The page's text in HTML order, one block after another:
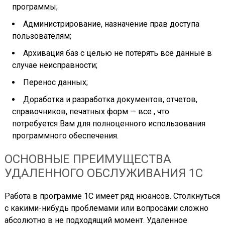
программы;
Администрирование, назначение прав доступа
пользователям;
Архивация баз с целью не потерять все данные в
случае неисправности;
Перенос данных;
Доработка и разработка документов, отчетов,
справочников, печатных форм — все , что
потребуется Вам для полноценного использования
программного обеспечения.
ОСНОВНЫЕ ПРЕИМУЩЕСТВА
УДАЛЕННОГО ОБСЛУЖИВАНИЯ 1С
Работа в программе 1С имеет ряд нюансов. Столкнуться
с какими-нибудь проблемами или вопросами сложно
абсолютно в не подходящий момент. Удаленное